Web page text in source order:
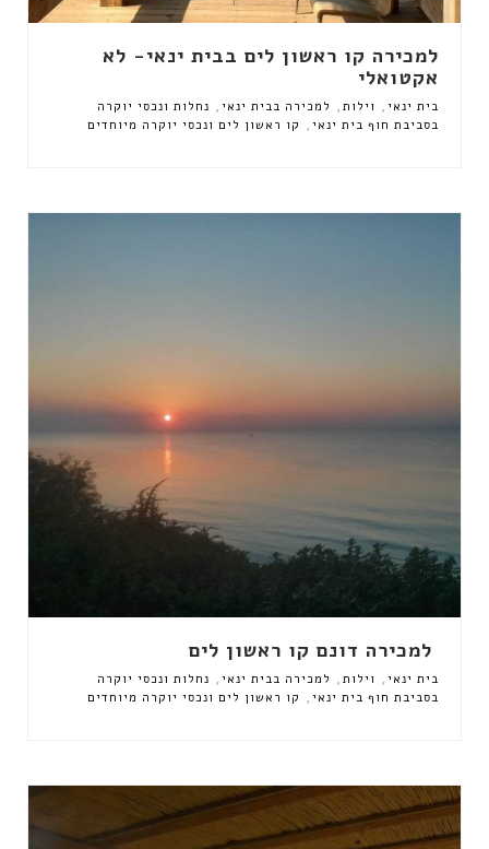
למכירה קו ראשון לים בבית ינאי- לא
אקטואלי
בית ינאי , וילות , למכירה בבית ינאי , נחלות ונכסי יוקרה
בסביבת חוף בית ינאי , קו ראשון לים ונכסי יוקרה מיוחדים
למכירה דונם קו ראשון לים
בית ינאי , וילות , למכירה בבית ינאי , נחלות ונכסי יוקרה
בסביבת חוף בית ינאי , קו ראשון לים ונכסי יוקרה מיוחדים